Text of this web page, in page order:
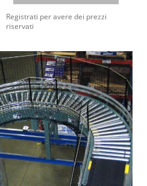
Registrati per avere dei prezzi
riservati